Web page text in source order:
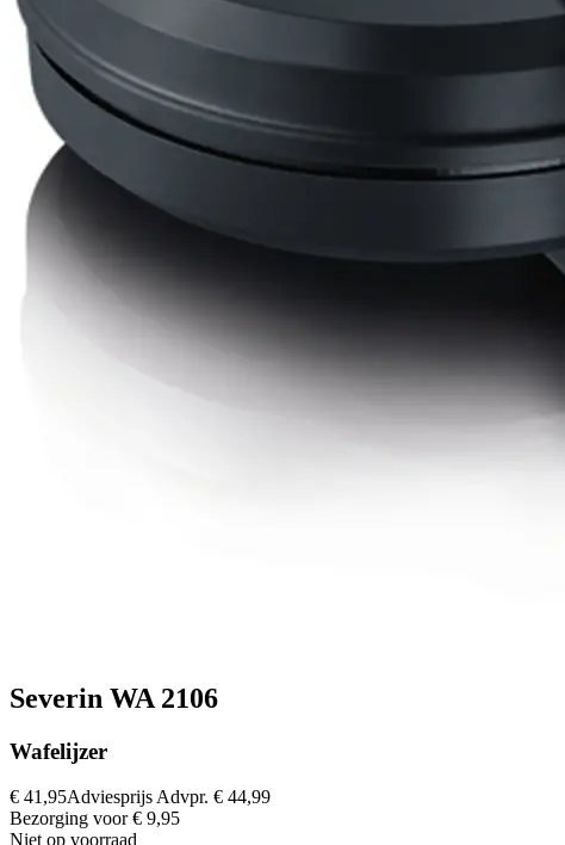
Severin WA 2106
Wafelijzer
€ 41,95Adviesprijs Advpr. € 44,99
Bezorging voor € 9,95
Niet op voorraad